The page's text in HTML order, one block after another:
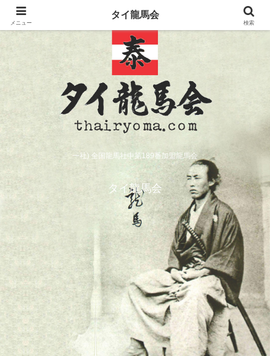
一社) 全国龍馬社中第189番加盟龍馬会
タイ龍馬会
メニュー
タイ龍馬会
検索